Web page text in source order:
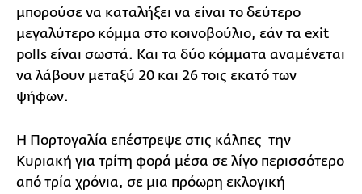
μπορούσε να καταλήξει να είναι το δεύτερο
μεγαλύτερο κόμμα στο κοινοβούλιο, εάν τα exit
polls είναι σωστά. Και τα δύο κόμματα αναμένεται
να λάβουν μεταξύ 20 και 26 τοις εκατό των
ψήφων.
Η Πορτογαλία επέστρεψε στις κάλπες την
Κυριακή για τρίτη φορά μέσα σε λίγο περισσότερο
από τρία χρόνια, σε μια πρόωρη εκλογική